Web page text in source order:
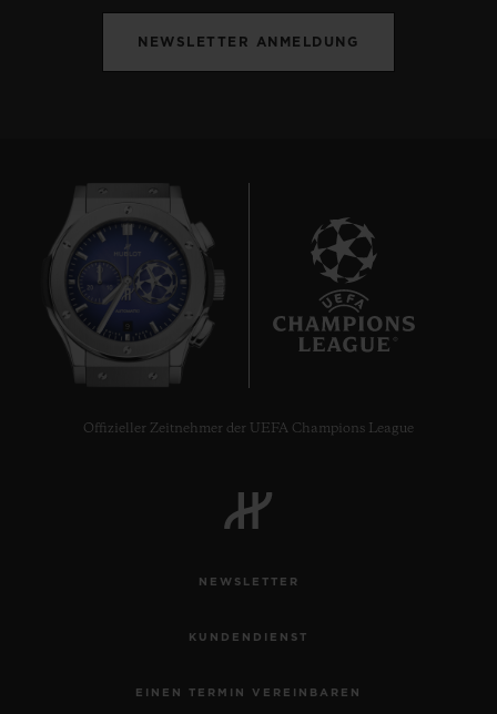
NEWSLETTER ANMELDUNG
Offizieller Zeitnehmer der UEFA Champions League
NEWSLETTER
KUNDENDIENST
EINEN TERMIN VEREINBAREN